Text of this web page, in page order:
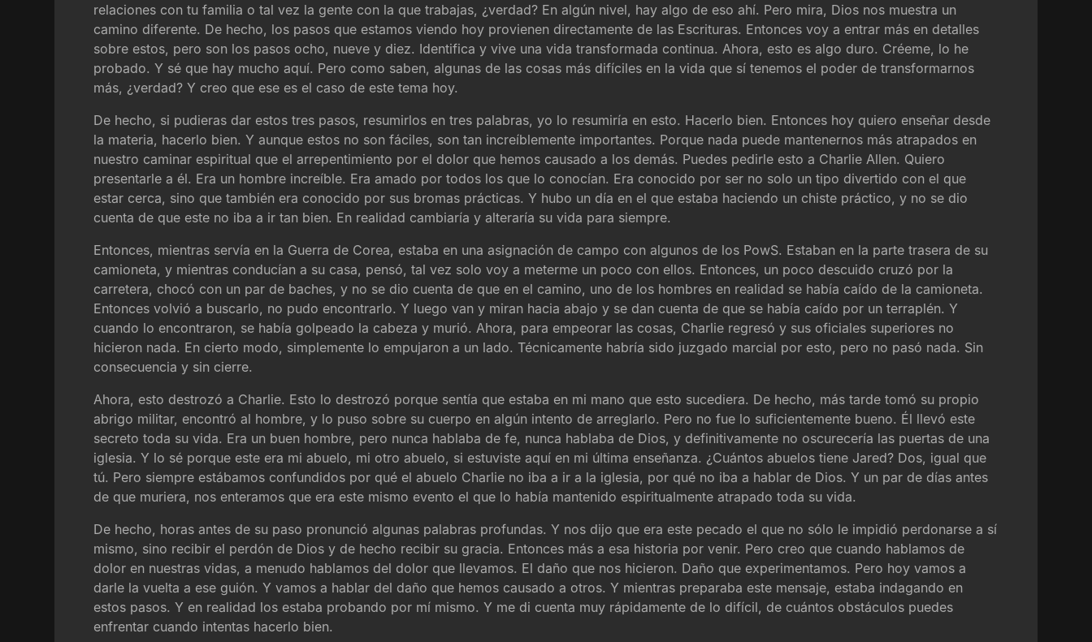
relaciones con tu familia o tal vez la gente con la que trabajas, ¿verdad? En algún nivel, hay algo de eso ahí. Pero mira, Dios nos muestra un
camino diferente. De hecho, los pasos que estamos viendo hoy provienen directamente de las Escrituras. Entonces voy a entrar más en detalles
sobre estos, pero son los pasos ocho, nueve y diez. Identifica y vive una vida transformada continua. Ahora, esto es algo duro. Créeme, lo he
probado. Y sé que hay mucho aquí. Pero como saben, algunas de las cosas más difíciles en la vida que sí tenemos el poder de transformarnos
más, ¿verdad? Y creo que ese es el caso de este tema hoy.
De hecho, si pudieras dar estos tres pasos, resumirlos en tres palabras, yo lo resumiría en esto. Hacerlo bien. Entonces hoy quiero enseñar desde
la materia, hacerlo bien. Y aunque estos no son fáciles, son tan increíblemente importantes. Porque nada puede mantenernos más atrapados en
nuestro caminar espiritual que el arrepentimiento por el dolor que hemos causado a los demás. Puedes pedirle esto a Charlie Allen. Quiero
presentarle a él. Era un hombre increíble. Era amado por todos los que lo conocían. Era conocido por ser no solo un tipo divertido con el que
estar cerca, sino que también era conocido por sus bromas prácticas. Y hubo un día en el que estaba haciendo un chiste práctico, y no se dio
cuenta de que este no iba a ir tan bien. En realidad cambiaría y alteraría su vida para siempre.
Entonces, mientras servía en la Guerra de Corea, estaba en una asignación de campo con algunos de los PowS. Estaban en la parte trasera de su
camioneta, y mientras conducían a su casa, pensó, tal vez solo voy a meterme un poco con ellos. Entonces, un poco descuido cruzó por la
carretera, chocó con un par de baches, y no se dio cuenta de que en el camino, uno de los hombres en realidad se había caído de la camioneta.
Entonces volvió a buscarlo, no pudo encontrarlo. Y luego van y miran hacia abajo y se dan cuenta de que se había caído por un terraplén. Y
cuando lo encontraron, se había golpeado la cabeza y murió. Ahora, para empeorar las cosas, Charlie regresó y sus oficiales superiores no
hicieron nada. En cierto modo, simplemente lo empujaron a un lado. Técnicamente habría sido juzgado marcial por esto, pero no pasó nada. Sin
consecuencia y sin cierre.
Ahora, esto destrozó a Charlie. Esto lo destrozó porque sentía que estaba en mi mano que esto sucediera. De hecho, más tarde tomó su propio
abrigo militar, encontró al hombre, y lo puso sobre su cuerpo en algún intento de arreglarlo. Pero no fue lo suficientemente bueno. Él llevó este
secreto toda su vida. Era un buen hombre, pero nunca hablaba de fe, nunca hablaba de Dios, y definitivamente no oscurecería las puertas de una
iglesia. Y lo sé porque este era mi abuelo, mi otro abuelo, si estuviste aquí en mi última enseñanza. ¿Cuántos abuelos tiene Jared? Dos, igual que
tú. Pero siempre estábamos confundidos por qué el abuelo Charlie no iba a ir a la iglesia, por qué no iba a hablar de Dios. Y un par de días antes
de que muriera, nos enteramos que era este mismo evento el que lo había mantenido espiritualmente atrapado toda su vida.
De hecho, horas antes de su paso pronunció algunas palabras profundas. Y nos dijo que era este pecado el que no sólo le impidió perdonarse a sí
mismo, sino recibir el perdón de Dios y de hecho recibir su gracia. Entonces más a esa historia por venir. Pero creo que cuando hablamos de
dolor en nuestras vidas, a menudo hablamos del dolor que llevamos. El daño que nos hicieron. Daño que experimentamos. Pero hoy vamos a
darle la vuelta a ese guión. Y vamos a hablar del daño que hemos causado a otros. Y mientras preparaba este mensaje, estaba indagando en
estos pasos. Y en realidad los estaba probando por mí mismo. Y me di cuenta muy rápidamente de lo difícil, de cuántos obstáculos puedes
enfrentar cuando intentas hacerlo bien.